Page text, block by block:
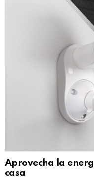
Aprovecha la
casa